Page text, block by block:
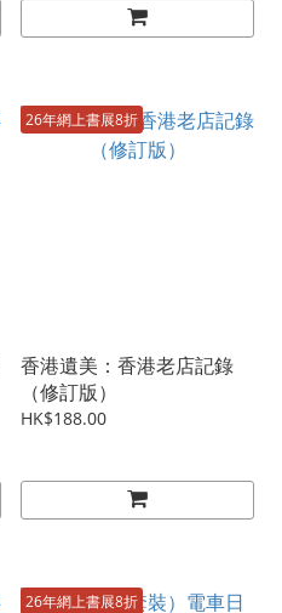
26年網上書展8折
香港遺美：香港老店記錄
（修訂版）
HK$188.00
26年網上書展8折